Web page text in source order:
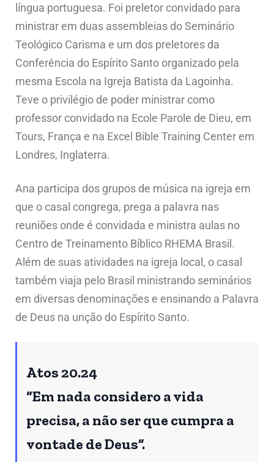
língua portuguesa. Foi preletor convidado para
ministrar em duas assembleias do Seminário
Teológico Carisma e um dos preletores da
Conferência do Espírito Santo organizado pela
mesma Escola na Igreja Batista da Lagoinha.
Teve o privilégio de poder ministrar como
professor convidado na Ecole Parole de Dieu, em
Tours, França e na Excel Bible Training Center em
Londres, Inglaterra.
Ana participa dos grupos de música na igreja em
que o casal congrega, prega a palavra nas
reuniões onde é convidada e ministra aulas no
Centro de Treinamento Bíblico RHEMA Brasil.
Além de suas atividades na igreja local, o casal
também viaja pelo Brasil ministrando seminários
em diversas denominações e ensinando a Palavra
de Deus na unção do Espírito Santo.
Atos 20.24
“Em nada considero a vida
precisa, a não ser que cumpra a
vontade de Deus”.